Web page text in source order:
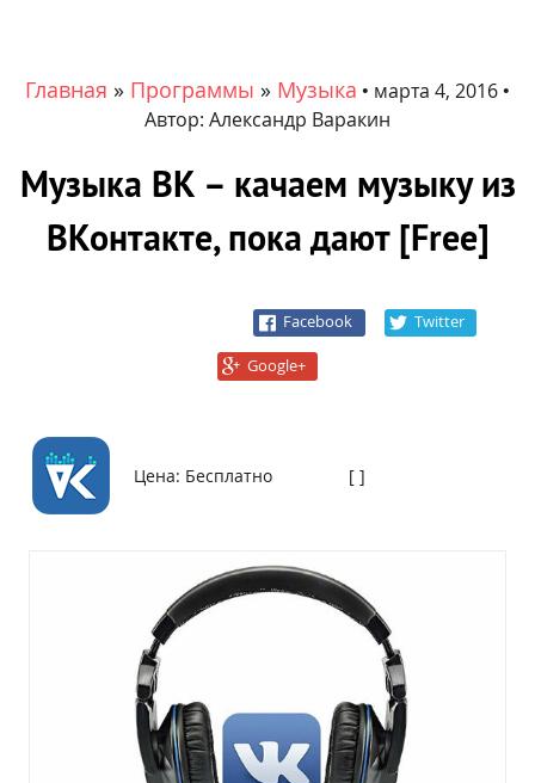
Главная » Программы » Музыка • марта 4, 2016 •
Автор: Александр Варакин
Mузыка BK – качаем музыку из
ВКонтакте, пока дают [Free]
Facebook Twitter
Google+
Цена: Бесплатно [ ]